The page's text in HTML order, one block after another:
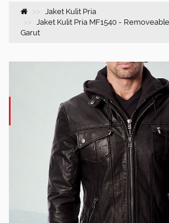
Jaket Kulit Pria
Jaket Kulit Pria MF1540 -
Garut